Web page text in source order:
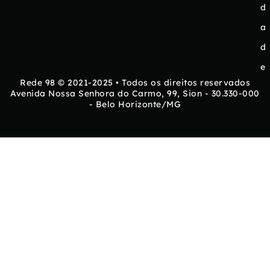
d
a
d
e
Rede 98 © 2021-2025 • Todos os direitos reservados
Avenida Nossa Senhora do Carmo, 99, Sion - 30.330-000
- Belo Horizonte/MG